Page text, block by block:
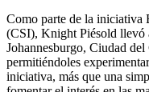
Como parte de la iniciativa
(CSI), Knight Piésold llevó
Johannesburgo, Ciudad
permitiéndoles
iniciativa, más que una